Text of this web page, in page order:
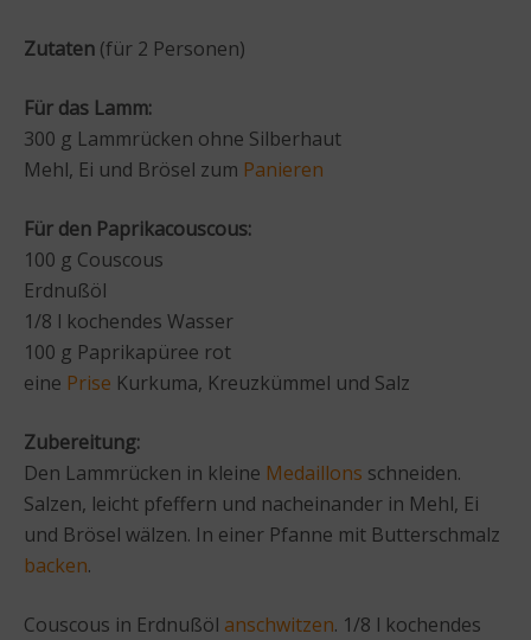
Zutaten (für 2 Personen)
Für das Lamm:
300 g Lammrücken ohne Silberhaut
Mehl, Ei und Brösel zum Panieren
Für den Paprikacouscous:
100 g Couscous
Erdnußöl
1/8 l kochendes Wasser
100 g Paprikapüree rot
eine Prise Kurkuma, Kreuzkümmel und Salz
Zubereitung:
Den Lammrücken in kleine Medaillons schneiden.
Salzen, leicht pfeffern und nacheinander in Mehl, Ei
und Brösel wälzen. In einer Pfanne mit Butterschmalz
backen.
Couscous in Erdnußöl anschwitzen. 1/8 l kochendes